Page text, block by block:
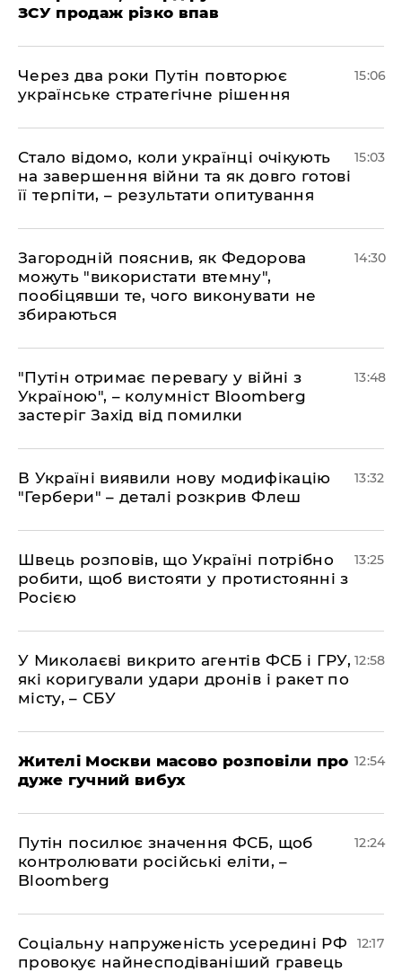
ЗСУ продаж різко впав
Через два роки Путін повторює
українське стратегічне рішення
15:06
Стало відомо, коли українці очікують
на завершення війни та як довго готові
її терпіти, – результати опитування
15:03
Загородній пояснив, як Федорова
можуть "використати втемну",
пообіцявши те, чого виконувати не
збираються
14:30
"Путін отримає перевагу у війні з
Україною", – колумніст Bloomberg
застеріг Захід від помилки
13:48
В Україні виявили нову модифікацію
"Гербери" – деталі розкрив Флеш
13:32
Швець розповів, що Україні потрібно
робити, щоб вистояти у протистоянні з
Росією
13:25
У Миколаєві викрито агентів ФСБ і ГРУ,
які коригували удари дронів і ракет по
місту, – СБУ
12:58
Жителі Москви масово розповіли про
дуже гучний вибух
12:54
Путін посилює значення ФСБ, щоб
контролювати російські еліти, –
Bloomberg
12:24
Соціальну напруженість усередині РФ
провокує найнесподіваніший гравець
12:17